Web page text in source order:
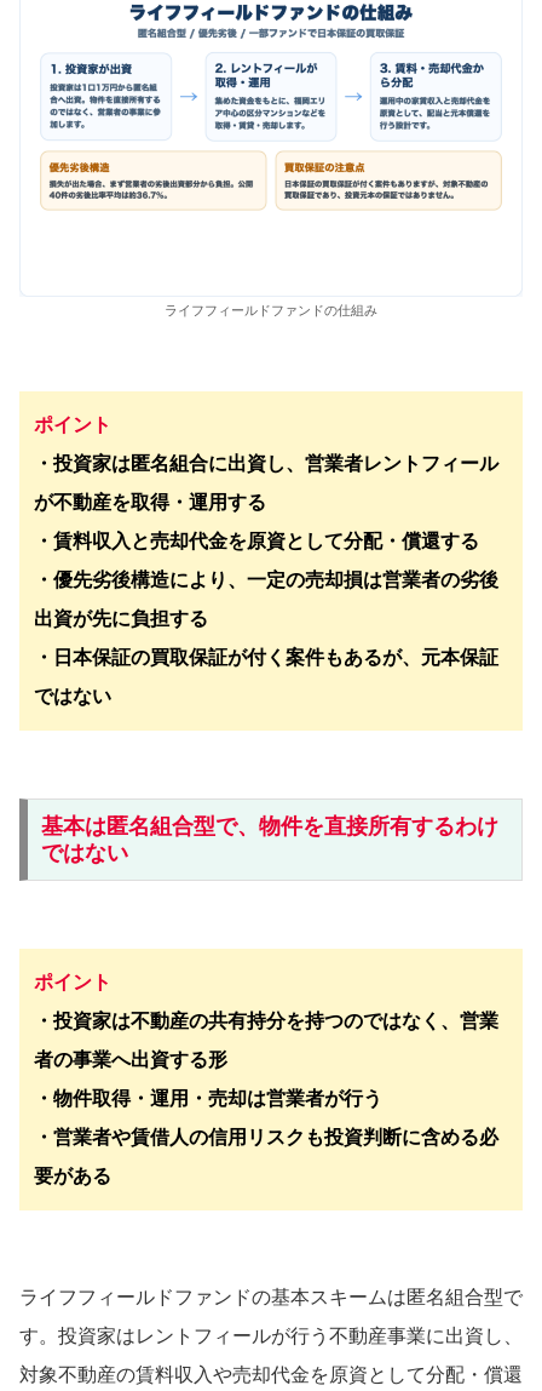
ライフフィールドファンドの仕組み
ポイント
・投資家は匿名組合に出資し、営業者レントフィール
が不動産を取得・運用する
・賃料収入と売却代金を原資として分配・償還する
・優先劣後構造により、一定の売却損は営業者の劣後
出資が先に負担する
・日本保証の買取保証が付く案件もあるが、元本保証
ではない
基本は匿名組合型で、物件を直接所有するわけ
ではない
ポイント
・投資家は不動産の共有持分を持つのではなく、営業
者の事業へ出資する形
・物件取得・運用・売却は営業者が行う
・営業者や賃借人の信用リスクも投資判断に含める必
要がある
ライフフィールドファンドの基本スキームは匿名組合型で
す。投資家はレントフィールが行う不動産事業に出資し、
対象不動産の賃料収入や売却代金を原資として分配・償還